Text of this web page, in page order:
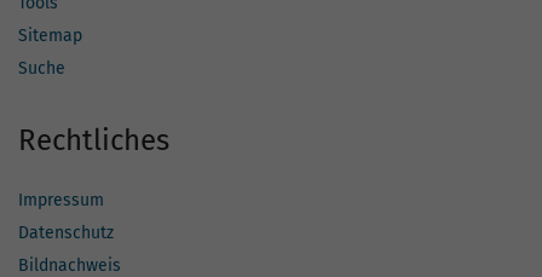
Sitemap
Suche
Rechtliches
Impressum
Datenschutz
Bildnachweis